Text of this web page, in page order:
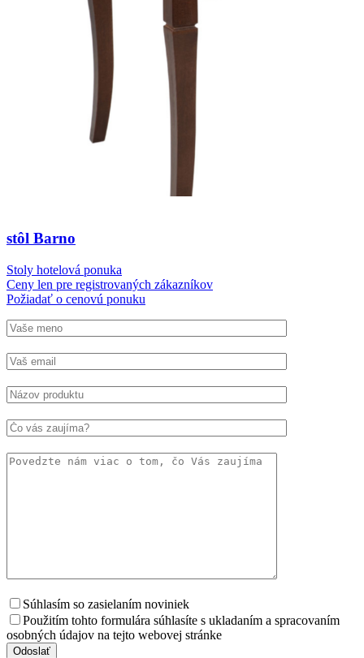
stôl Barno
Stoly hotelová ponuka
Ceny len pre registrovaných zákazníkov
Požiadať o cenovú ponuku
Súhlasím so zasielaním noviniek
Použitím tohto formulára súhlasíte s ukladaním a spracovaním
osobných údajov na tejto webovej stránke